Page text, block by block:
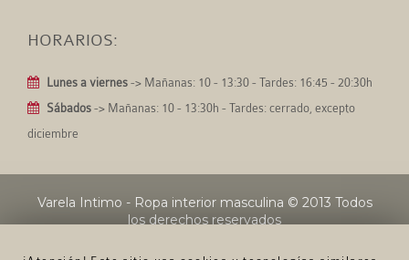
HORARIOS:
Lunes a viernes -> Mañanas: 10 - 13:30 - Tardes: 16:45 - 20:30h
Sábados -> Mañanas: 10 - 13:30h - Tardes: cerrado, excepto
diciembre
Varela Intimo - Ropa interior masculina © 2013 Todos
los derechos reservados